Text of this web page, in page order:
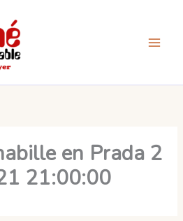
en Prada 2
21:00:00